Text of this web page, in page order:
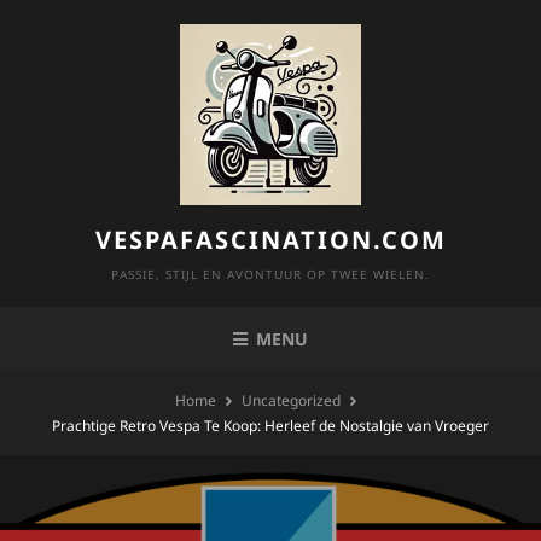
VESPAFASCINATION.COM
PASSIE, STIJL EN AVONTUUR OP TWEE WIELEN.
MENU
Home
Uncategorized
Prachtige Retro Vespa Te Koop: Herleef de Nostalgie van Vroeger